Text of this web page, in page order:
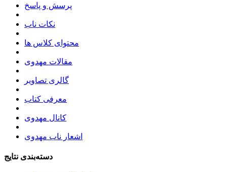
پرسش و پاسخ
نکات ناب
محتوای کلاس ها
مقالات مهدوی
گالری تصاویر
معرفی کتاب
کانال مهدوی
اشعار ناب مهدوی
دسته‌بندی نتایج